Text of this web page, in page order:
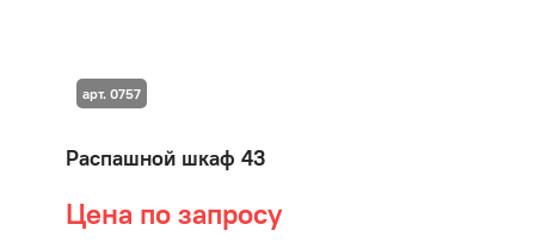
Распашной шкаф 43
Цена по запросу
арт. 0757